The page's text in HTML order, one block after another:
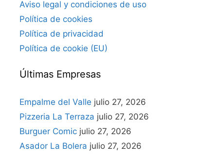
Aviso legal y condiciones de uso
Política de cookies
Política de privacidad
Política de cookie (EU)
Últimas Empresas
Empalme del Valle julio 27, 2026
Pizzeria La Terraza julio 27, 2026
Burguer Comic julio 27, 2026
Asador La Bolera julio 27, 2026